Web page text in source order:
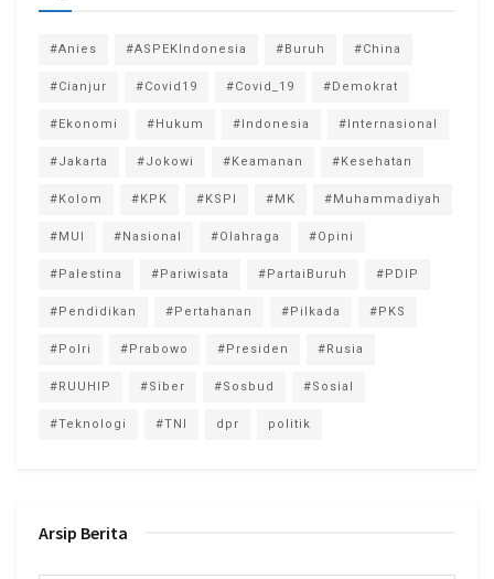
#Anies #ASPEKIndonesia #Buruh #China
#Cianjur #Covid19 #Covid_19 #Demokrat
#Ekonomi #Hukum #Indonesia #Internasional
#Jakarta #Jokowi #Keamanan #Kesehatan
#Kolom #KPK #KSPI #MK #Muhammadiyah
#MUI #Nasional #Olahraga #Opini
#Palestina #Pariwisata #PartaiBuruh #PDIP
#Pendidikan #Pertahanan #Pilkada #PKS
#Polri #Prabowo #Presiden #Rusia
#RUUHIP #Siber #Sosbud #Sosial
#Teknologi #TNI dpr politik
Arsip Berita